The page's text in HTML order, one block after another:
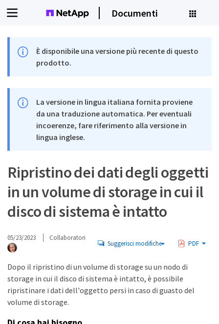
Documenti
È disponibile una versione più recente di questo
prodotto.
La versione in lingua italiana fornita proviene
da una traduzione automatica. Per eventuali
incoerenze, fare riferimento alla versione in
lingua inglese.
Ripristino dei dati degli oggetti
in un volume di storage in cui il
disco di sistema è intatto
05/23/2023 Collaboratori
Suggerisci modifiche PDF
Dopo il ripristino di un volume di storage su un nodo di
storage in cui il disco di sistema è intatto, è possibile
ripristinare i dati dell'oggetto persi in caso di guasto del
volume di storage.